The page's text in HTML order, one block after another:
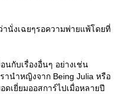
านั่งเฉยๆรอความพ่ายแพ้โดยที่
นกับเรื่องอื่นๆ อย่างเช่น
านำหญิงจาก Being Julia หรือ
ดเยี่ยมออสการ์ไปเมื่อหลายปี